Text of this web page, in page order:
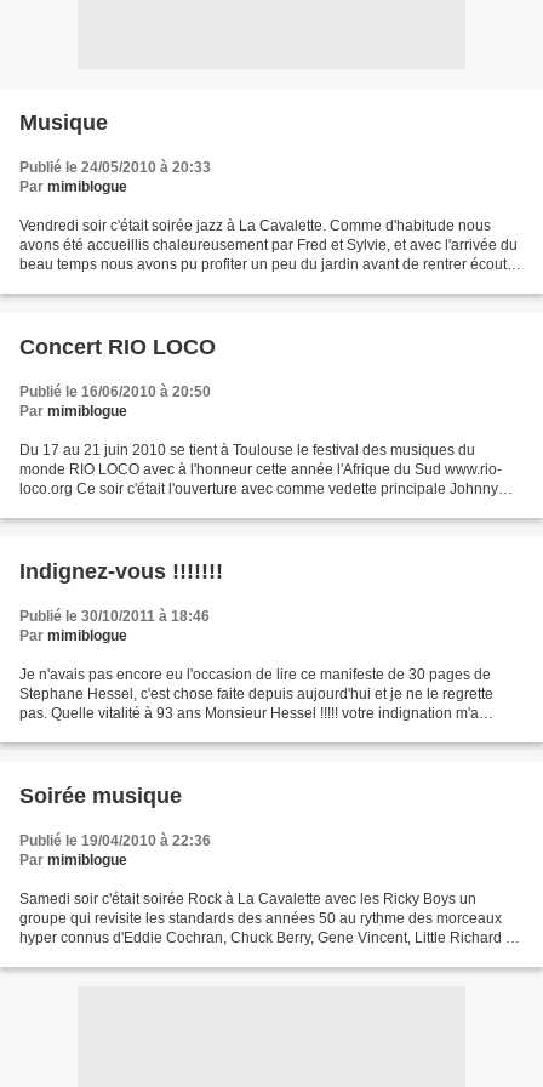
Musique
Publié le 24/05/2010 à 20:33
Par mimiblogue
Vendredi soir c'était soirée jazz à La Cavalette. Comme d'habitude nous
avons été accueillis chaleureusement par Fred et Sylvie, et avec l'arrivée du
beau temps nous avons pu profiter un peu du jardin avant de rentrer écouter
Concert RIO LOCO
Publié le 16/06/2010 à 20:50
Par mimiblogue
Du 17 au 21 juin 2010 se tient à Toulouse le festival des musiques du
monde RIO LOCO avec à l'honneur cette année l'Afrique du Sud www.rio-
loco.org Ce soir c'était l'ouverture avec comme vedette principale Johnny
Indignez-vous !!!!!!!
Publié le 30/10/2011 à 18:46
Par mimiblogue
Je n'avais pas encore eu l'occasion de lire ce manifeste de 30 pages de
Stephane Hessel, c'est chose faite depuis aujourd'hui et je ne le regrette
pas. Quelle vitalité à 93 ans Monsieur Hessel !!!!! votre indignation m'a
Soirée musique
Publié le 19/04/2010 à 22:36
Par mimiblogue
Samedi soir c'était soirée Rock à La Cavalette avec les Ricky Boys un
groupe qui revisite les standards des années 50 au rythme des morceaux
hyper connus d'Eddie Cochran, Chuck Berry, Gene Vincent, Little Richard ou